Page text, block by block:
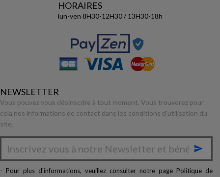
HORAIRES
lun-ven 8H30-12H30 / 13H30-18h
NEWSLETTER
Vous pouvez vous désinscrire à tout moment. Vous trouverez pour
cela nos informations de contact dans les conditions d'utilisation du
site.

- Pour plus d'informations, veuillez consulter notre page Politique de